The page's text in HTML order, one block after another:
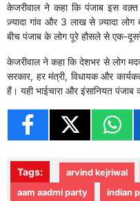
केजरीवाल ने कहा कि पंजाब इस
ज़्यादा गांव और 3 लाख से ज़्यादा
बीच पंजाब के लोग पूरे हौसले से एक-
केजरीवाल ने कहा कि देशभर से लोग
सरकार, हर मंत्री, विधायक और
हैं। यही भाईचारा और इंसानियत
Tags: arvind kejriwal
aam aadmi party
indian